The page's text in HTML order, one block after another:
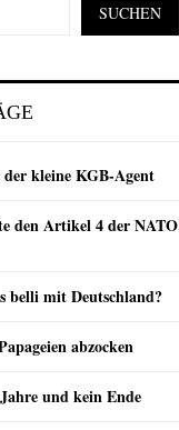
SUCHEN
kleine KGB-Agent
den Artikel 4 der NATO
belli mit Deutschland?
abzocken
und kein Ende